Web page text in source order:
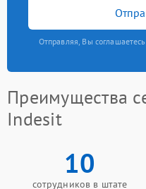
Отправляя, Вы
Преимущества
Indesit
10
сотрудников в штате